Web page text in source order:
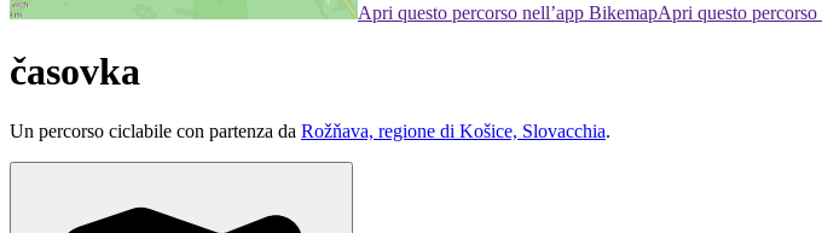
Apri questo percorso nell’app BikemapApri questo
časovka
Un percorso ciclabile con partenza da Rožňava, regione di Košice, Slovacchia.